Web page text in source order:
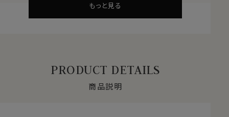
もっと見る
PRODUCT DETAILS
商品説明